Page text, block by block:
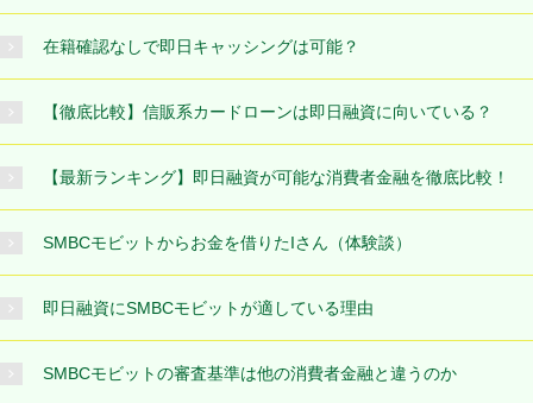
在籍確認なしで即日キャッシングは可能？
【徹底比較】信販系カードローンは即日融資に向いている？
【最新ランキング】即日融資が可能な消費者金融を徹底比較！
SMBCモビットからお金を借りたIさん（体験談）
即日融資にSMBCモビットが適している理由
SMBCモビットの審査基準は他の消費者金融と違うのか